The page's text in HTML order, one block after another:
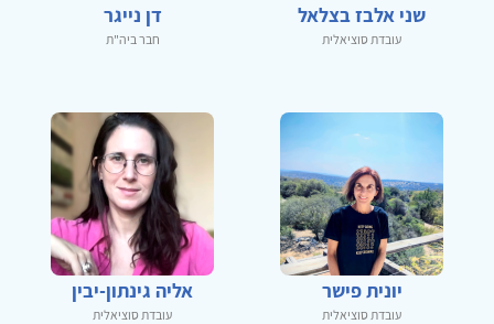
שני אלבז בצלאל
עובדת סוציאלית
דן נייגר
חבר ביה"ת
יונית פישר
עובדת סוציאלית
אליה גינתון-יבין
עובדת סוציאלית